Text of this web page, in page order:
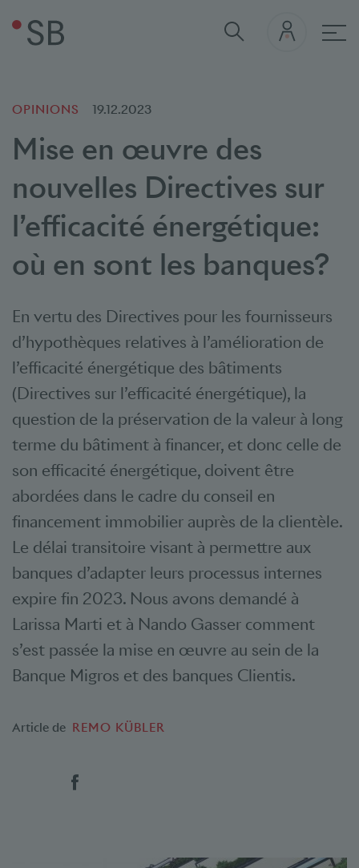
OPINIONS 19.12.2023
Mise en œuvre des
nouvelles Directives sur
l’efficacité énergétique:
où en sont les banques?
En vertu des Directives pour les fournisseurs
d’hypothèques relatives à l’amélioration de
l’efficacité énergétique des bâtiments
(Directives sur l’efficacité énergétique), la
question de la préservation de la valeur à long
terme du bâtiment à financer, et donc celle de
son efficacité énergétique, doivent être
abordées dans le cadre du conseil en
financement immobilier auprès de la clientèle.
Le délai transitoire visant à permettre aux
banques d’adapter leurs processus internes
expire fin 2023. Nous avons demandé à
Larissa Marti et à Nando Gasser comment
s’est passée la mise en œuvre au sein de la
Banque Migros et des banques Clientis.
Article de REMO KÜBLER
Social Bookmarks